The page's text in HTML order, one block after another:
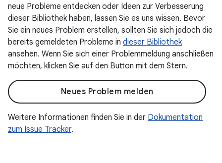
neue Probleme entdecken oder Ideen zur Verbesserung
dieser Bibliothek haben, lassen Sie es uns wissen. Bevor
Sie ein neues Problem erstellen, sollten Sie sich jedoch die
bereits gemeldeten Probleme in dieser Bibliothek
ansehen. Wenn Sie sich einer Problemmeldung anschließen
möchten, klicken Sie auf den Button mit dem Stern.
Neues Problem melden
Weitere Informationen finden Sie in der Dokumentation
zum Issue Tracker.